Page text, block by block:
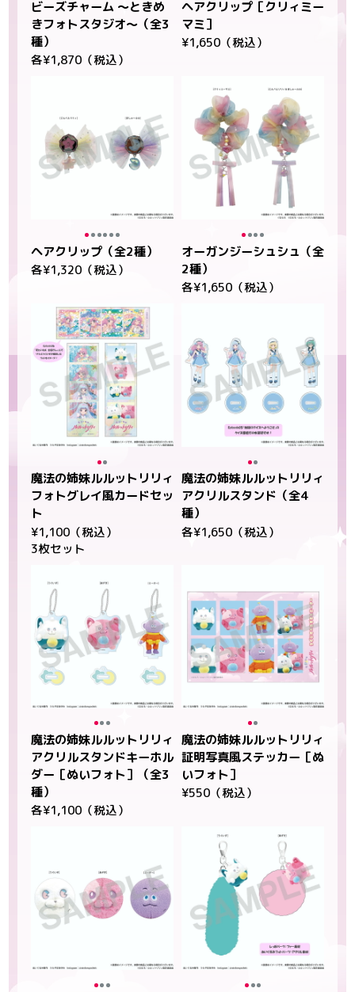
ビーズチャーム ～ときめ
きフォトスタジオ～（全3
種）
各¥1,870（税込）
ヘアクリップ［クリィミー
マミ］
¥1,650（税込）
ヘアクリップ（全2種）
各¥1,320（税込）
オーガンジーシュシュ（全
2種）
各¥1,650（税込）
魔法の姉妹ルルットリリィ
フォトグレイ風カードセッ
ト
¥1,100（税込）
3枚セット
魔法の姉妹ルルットリリィ
アクリルスタンド（全4
種）
各¥1,650（税込）
魔法の姉妹ルルットリリィ
アクリルスタンドキーホル
ダー［ぬいフォト］（全3
種）
各¥1,100（税込）
魔法の姉妹ルルットリリィ
証明写真風ステッカー［ぬ
いフォト］
¥550（税込）